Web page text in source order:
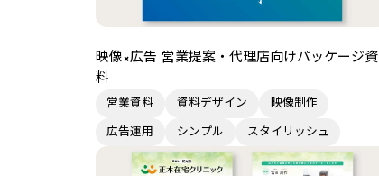
映像×広告 営業提案・代理店向けパッケージ資
料
営業資料 資料デザイン 映像制作
広告運用 シンプル スタイリッシュ